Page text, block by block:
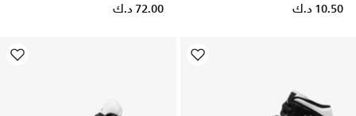
10.50 د.ك
72.00 د.ك